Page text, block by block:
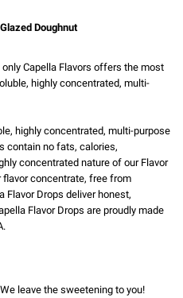
Doughnut
Capella Flavors offers the most
highly concentrated, multi-
highly concentrated, multi-purpose
contain no fats, calories,
concentrated nature of our Flavor
flavor concentrate, free from
Flavor Drops deliver honest,
Flavor Drops are proudly made
leave the sweetening to you!